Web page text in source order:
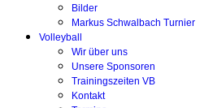
Bilder
Markus Schwalbach Turnier
Volleyball
Wir über uns
Unsere Sponsoren
Trainingszeiten VB
Kontakt